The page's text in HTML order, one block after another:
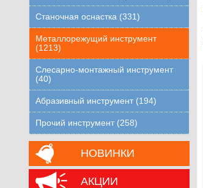
Станочная оснастка (331)
Металлорежущий инструмент
(1213)
Слесарно-монтажный инструмент
(40)
Абразивный инструмент (194)
Прочий инструмент (258)
НОВИНКИ
АКЦИИ